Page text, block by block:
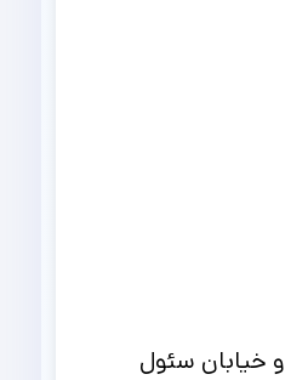
و خیابان سئول